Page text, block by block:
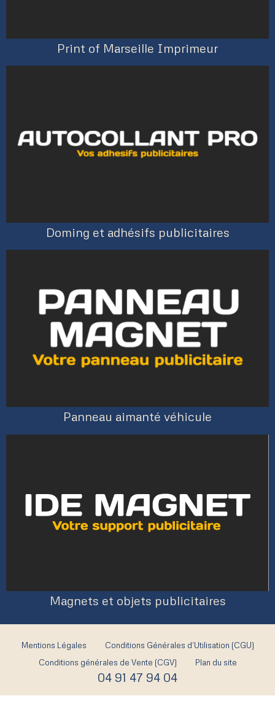
Print of Marseille Imprimeur
Doming et adhésifs publicitaires
Panneau aimanté véhicule
Magnets et objets publicitaires
Mentions Légales
Conditions Générales d’Utilisation (CGU)
Conditions générales de Vente (CGV)
Plan du site
04 91 47 94 04